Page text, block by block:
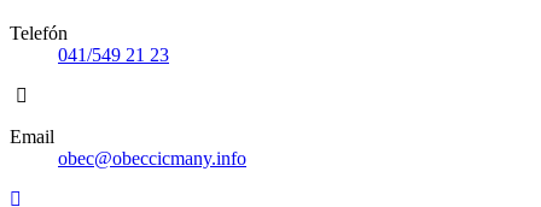
Telefón
041/549 21 23
Email
obec@obeccicmany.info